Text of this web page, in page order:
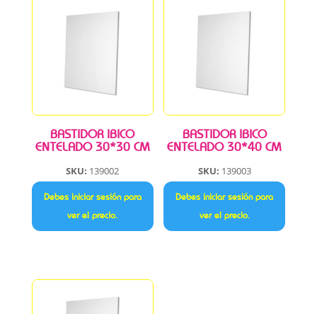
BASTIDOR IBICO
ENTELADO 30*30 CM
SKU: 139002
Debes iniciar sesión para
ver el precio.
BASTIDOR IBICO
ENTELADO 30*40 CM
SKU: 139003
Debes iniciar sesión para
ver el precio.